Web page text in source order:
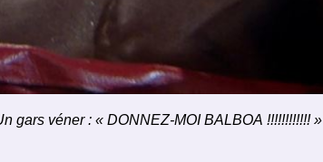
gars véner : « DONNEZ-MOI BALBOA !!!!!!!!!!!! »